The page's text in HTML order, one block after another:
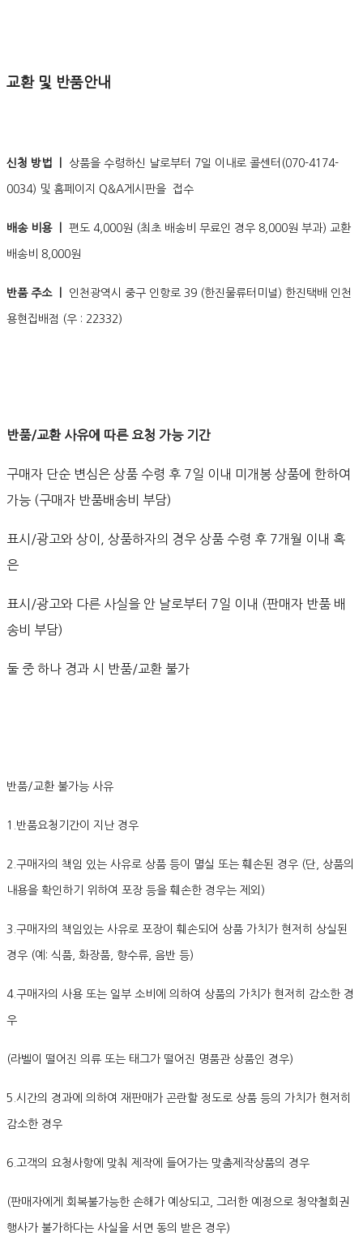
교환 및 반품안내
신청 방법 ㅣ 상품을 수령하신 날로부터 7일 이내로 콜센터(070-4174-
0034) 및 홈페이지 Q&A게시판을 접수
배송 비용 ㅣ 편도 4,000원 (최초 배송비 무료인 경우 8,000원 부과) 교환
배송비 8,000원
반품 주소 ㅣ 인천광역시 중구 인항로 39 (한진물류터미널) 한진택배 인천
용현집배점 (우 : 22332)
반품/교환 사유에 따른 요청 가능 기간
구매자 단순 변심은 상품 수령 후 7일 이내 미개봉 상품에 한하여
가능 (구매자 반품배송비 부담)
표시/광고와 상이, 상품하자의 경우 상품 수령 후 7개월 이내 혹
은
표시/광고와 다른 사실을 안 날로부터 7일 이내 (판매자 반품 배
송비 부담)
둘 중 하나 경과 시 반품/교환 불가
반품/교환 불가능 사유
1.반품요청기간이 지난 경우
2.구매자의 책임 있는 사유로 상품 등이 멸실 또는 훼손된 경우 (단, 상품의
내용을 확인하기 위하여 포장 등을 훼손한 경우는 제외)
3.구매자의 책임있는 사유로 포장이 훼손되어 상품 가치가 현저히 상실된
경우 (예: 식품, 화장품, 향수류, 음반 등)
4.구매자의 사용 또는 일부 소비에 의하여 상품의 가치가 현저히 감소한 경
우
(라벨이 떨어진 의류 또는 태그가 떨어진 명품관 상품인 경우)
5.시간의 경과에 의하여 재판매가 곤란할 정도로 상품 등의 가치가 현저히
감소한 경우
6.고객의 요청사항에 맞춰 제작에 들어가는 맞춤제작상품의 경우
(판매자에게 회복불가능한 손해가 예상되고, 그러한 예정으로 청약철회권
행사가 불가하다는 사실을 서면 동의 받은 경우)